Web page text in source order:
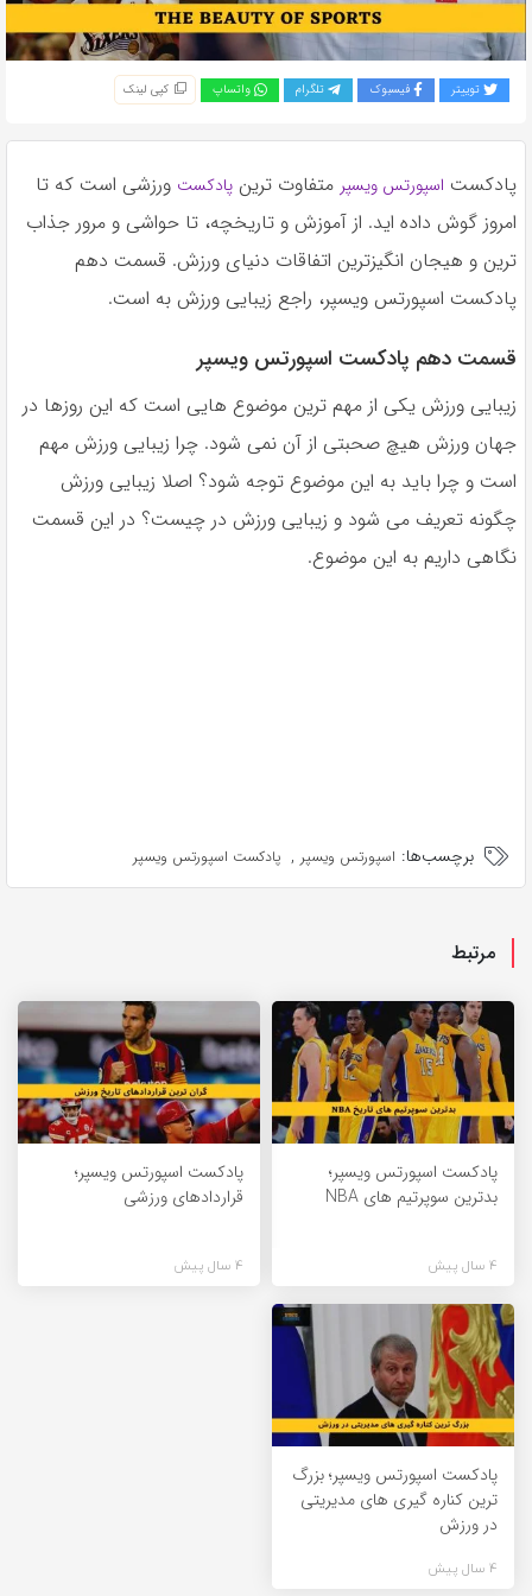
به
اشتراک
بگذارید.
لینک
توییتر فیسبوک تلگرام واتساپ کپی لینک
پادکست اسپورتس ويسپر متفاوت ترين پادكست ورزشى است كه تا
امروز گوش داده ايد. از آموزش و تاريخچه، تا حواشى و مرور جذاب
ترين و هيجان انگيزترين اتفاقات دنياى ورزش. قسمت دهم
پادکست اسپورتس ویسپر، راجع زیبایی ورزش به است.
قسمت دهم پادکست اسپورتس ویسپر
زیبایی ورزش یکی از مهم ترین موضوع هایی است که این روزها در
جهان ورزش هیچ صحبتی از آن نمی شود. چرا زیبایی ورزش مهم
است و چرا باید به این موضوع توجه شود؟ اصلا زیبایی ورزش
چگونه تعریف می شود و زیبایی ورزش در چیست؟ در این قسمت
نگاهی داریم به این موضوع.
برچسب‌ها: اسپورتس ویسپر , پادکست اسپورتس ویسپر
مرتبط
پادکست اسپورتس ویسپر؛
بدترین سوپرتیم های NBA
4 سال پیش
پادکست اسپورتس ویسپر؛
قراردادهای ورزشی
4 سال پیش
پادکست اسپورتس ویسپر؛ بزرگ
ترین کناره گیری های مدیریتی
در ورزش
4 سال پیش